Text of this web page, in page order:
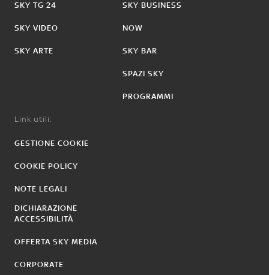
SKY TG 24
SKY VIDEO
SKY ARTE
SKY BUSINESS
NOW
SKY BAR
SPAZI SKY
PROGRAMMI
Link utili:
GESTIONE COOKIE
COOKIE POLICY
NOTE LEGALI
DICHIARAZIONE
ACCESSIBILITÀ
OFFERTA SKY MEDIA
CORPORATE